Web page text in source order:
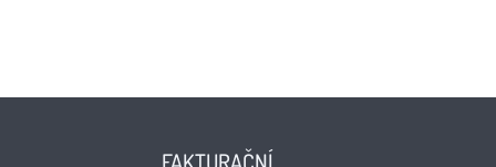
FAKTURAČNÍ